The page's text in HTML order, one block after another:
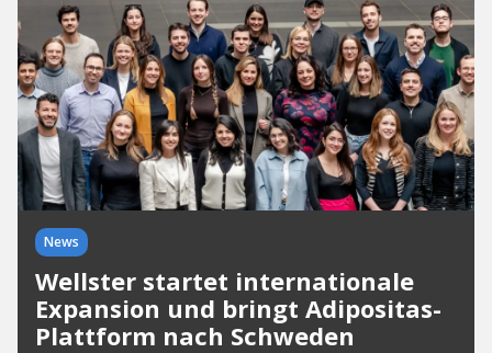
News
Wellster startet internationale
Expansion und bringt Adipositas-
Plattform nach Schweden